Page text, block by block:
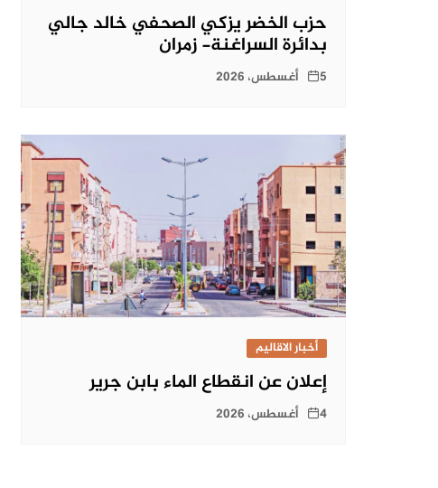
حزب الخضر يزكي الصحفي خالد جالي
بدائرة السراغنة- زمران
5 أغسطس، 2026
أخبار الاقاليم
إعلان عن انقطاع الماء بابن جرير
4 أغسطس، 2026